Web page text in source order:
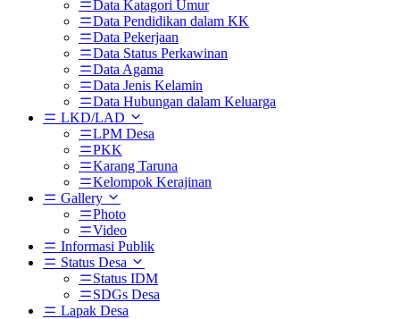
Data Katagori Umur
Data Pendidikan dalam KK
Data Pekerjaan
Data Status Perkawinan
Data Agama
Data Jenis Kelamin
Data Hubungan dalam Keluarga
LKD/LAD
LPM Desa
PKK
Karang Taruna
Kelompok Kerajinan
Gallery
Photo
Video
Informasi Publik
Status Desa
Status IDM
SDGs Desa
Lapak Desa